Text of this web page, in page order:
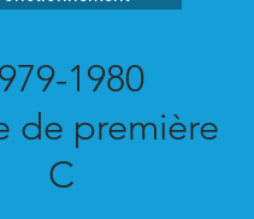
1980
de première
C